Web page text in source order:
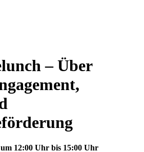
– Über
12:00 Uhr bis 15:00 Uhr